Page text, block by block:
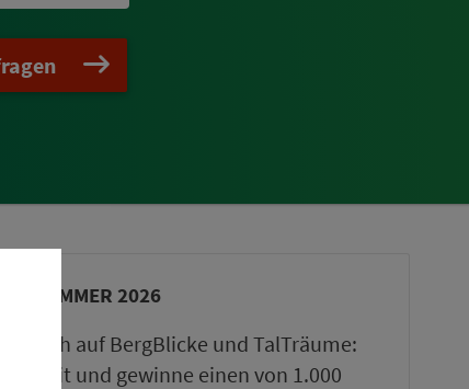
VGN-SOMMER 2026
Freu dich auf BergBlicke und TalTräume:
Mach mit und gewinne einen von 1.000